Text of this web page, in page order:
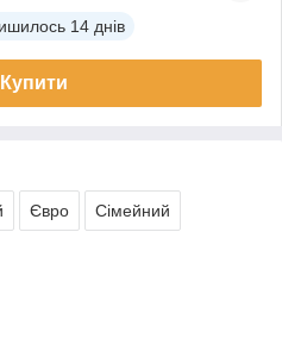
14 днів
Купити
Євро Сімейний